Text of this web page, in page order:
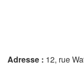
Adresse : 12, rue